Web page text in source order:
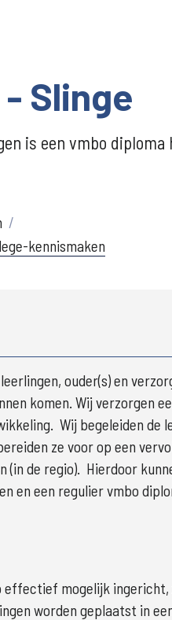
Slinge
is een vmbo diploma
kennismaken
ouder(s) en
komen. Wij verzorgen
ze voor op een
de regio).  Hierdoor
en een regulier vmbo
effectief mogelijk
worden geplaatst in